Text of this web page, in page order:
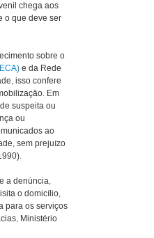
chega aos
o que deve ser
sobre o
e da Rede
isso confere
Em
suspeita ou
ou
ao
sem prejuízo
a denúncia,
o domicílio,
para os serviços
Ministério